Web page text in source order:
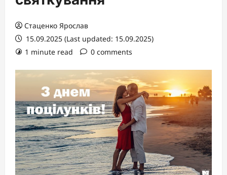
Стаценко Ярослав
15.09.2025 (Last updated: 15.09.2025)
1 minute read
0 comments